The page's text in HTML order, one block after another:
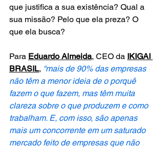
que justifica a sua existência? Qual a
sua missão? Pelo que ela preza? O
que ela busca?
Para Eduardo Almeida, CEO da IKIGAI
BRASIL, “mais de 90% das empresas
não têm a menor ideia de o porquê
fazem o que fazem, mas têm muita
clareza sobre o que produzem e como
trabalham. E, com isso, são apenas
mais um concorrente em um saturado
mercado feito de empresas que não